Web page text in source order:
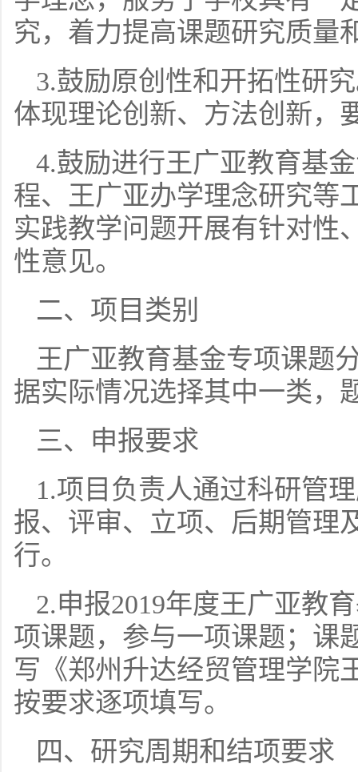
究，着力提高课题研究质量
3.鼓励原创性和开拓性研
体现理论创新、方法创新，
4.鼓励进行王广亚教育基
程、王广亚办学理念研究等
实践教学问题开展有针对性
性意见。
二、项目类别
王广亚教育基金专项课题
据实际情况选择其中一类，
三、申报要求
1.项目负责人通过科研管
报、评审、立项、后期管理
行。
2.申报2019年度王广亚教
项课题，参与一项课题；课
写《郑州升达经贸管理学院
按要求逐项填写。
四、研究周期和结项要求